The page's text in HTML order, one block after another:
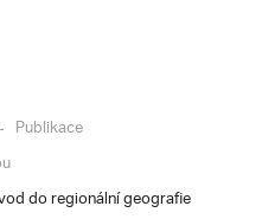
Publikace
do regionální geografie